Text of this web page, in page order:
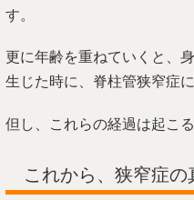
す。
更に年齢を重ねていくと、
生じた時に、脊柱管狭窄症
但し、これらの経過は起こ
これから、狭窄症の